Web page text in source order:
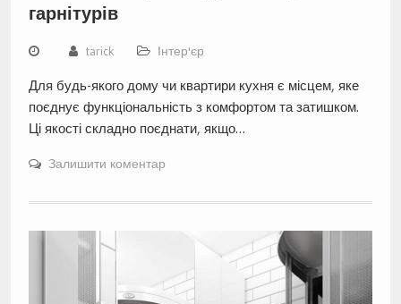
гарнітурів
tarick Інтер'єр
Для будь-якого дому чи квартири кухня є місцем, яке
поєднує функціональність з комфортом та затишком.
Ці якості складно поєднати, якщо…
Залишити коментар